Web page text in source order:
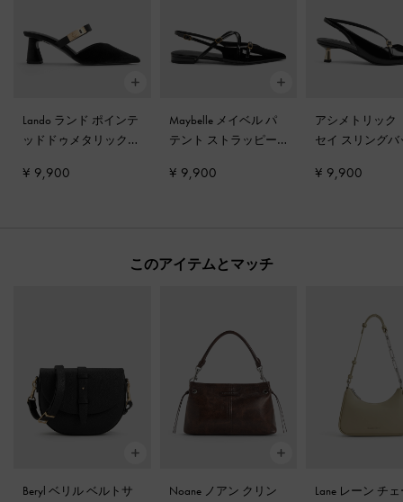
Lando ランド ポインテ
ッドドゥメタリックバ
-ブラックテクスチャ
¥ 9,900
Maybelle メイベル パ
テント ストラッピー
ット - ブラックパテン
¥ 9,900
アシメトリック
セイ スリングバ
ックス
¥ 9,900
このアイテムとマッチ
Beryl ベリル ベルトサ
Noane ノアン クリン
Lane レーン チ